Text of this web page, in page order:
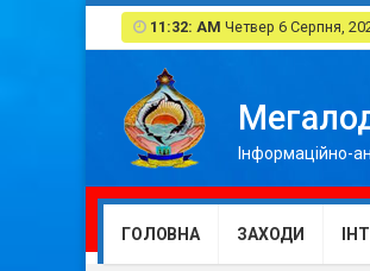
11:32: AM Четвер 6 Серпня,
Інформаційно-
ГОЛОВНА ЗАХОДИ